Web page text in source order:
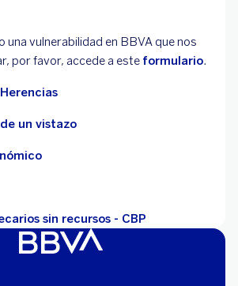
una vulnerabilidad en BBVA que nos
por favor, accede a este formulario.
un vistazo
sin recursos - CBP